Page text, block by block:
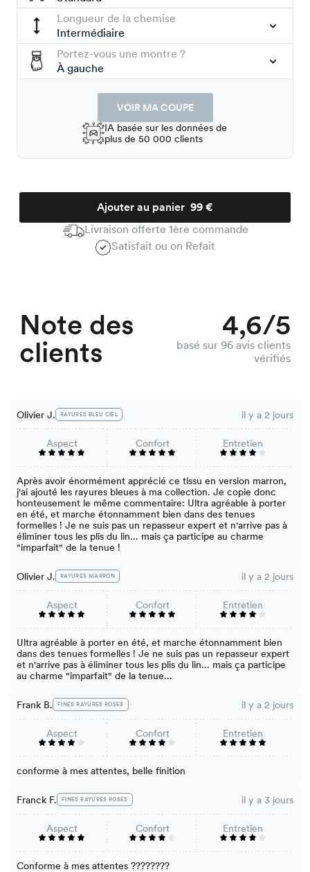
Longueur de la chemise
Intermédiaire
Portez-vous une montre ?
À gauche
VOIR MA COUPE
IA basée sur les données de
plus de 50 000 clients
Ajouter au panier
Livraison offerte 1ère commande
Satisfait ou on Refait
Note des
clients
4,6/5
basé sur 96 avis clients
vérifiés
Olivier J. RAYURES BLEU CIEL il y a 2 jours
Aspect Confort Entretien
Après avoir énormément apprécié ce tissu en version marron,
j'ai ajouté les rayures bleues à ma collection. Je copie donc
honteusement le même commentaire: Ultra agréable à porter
en été, et marche étonnamment bien dans des tenues
formelles ! Je ne suis pas un repasseur expert et n'arrive pas à
éliminer tous les plis du lin... mais ça participe au charme
"imparfait" de la tenue !
Olivier J. RAYURES MARRON il y a 2 jours
Aspect Confort Entretien
Ultra agréable à porter en été, et marche étonnamment bien
dans des tenues formelles ! Je ne suis pas un repasseur expert
et n'arrive pas à éliminer tous les plis du lin... mais ça participe
au charme "imparfait" de la tenue...
Frank B. FINES RAYURES ROSES il y a 2 jours
Aspect Confort Entretien
conforme à mes attentes, belle finition
Franck F. FINES RAYURES ROSES il y a 3 jours
Aspect Confort Entretien
Conforme à mes attentes ????????